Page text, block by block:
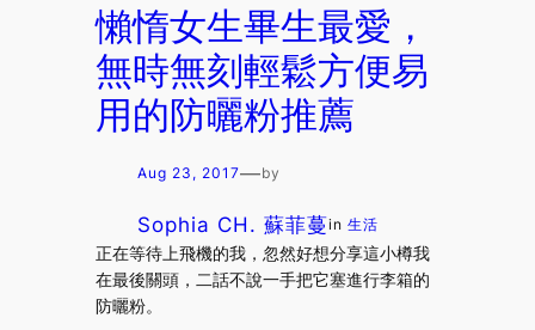
懶惰女生畢生最愛，
無時無刻輕鬆方便易
用的防曬粉推薦
Aug 23, 2017—by
Sophia CH. 蘇菲蔓in生活
正在等待上飛機的我，忽然好想分享這小樽我
在最後關頭，二話不說一手把它塞進行李箱的
防曬粉。